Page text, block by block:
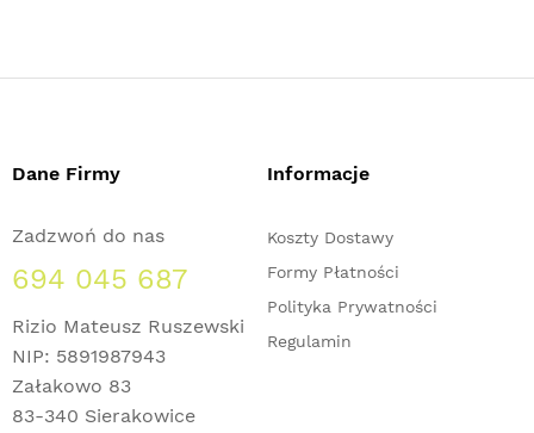
Dane Firmy
Zadzwoń do nas
694 045 687
Rizio Mateusz Ruszewski
NIP: 5891987943
Załakowo 83
83-340 Sierakowice
Informacje
Koszty Dostawy
Formy Płatności
Polityka Prywatności
Regulamin